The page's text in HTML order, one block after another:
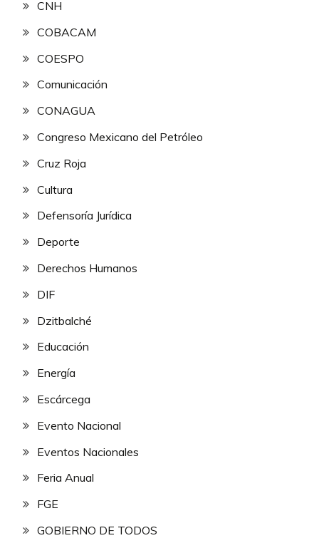
CNH
COBACAM
COESPO
Comunicación
CONAGUA
Congreso Mexicano del Petróleo
Cruz Roja
Cultura
Defensoría Jurídica
Deporte
Derechos Humanos
DIF
Dzitbalché
Educación
Energía
Escárcega
Evento Nacional
Eventos Nacionales
Feria Anual
FGE
GOBIERNO DE TODOS